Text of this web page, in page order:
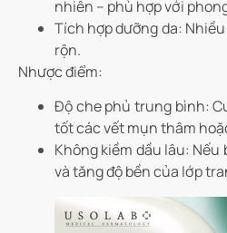
nhiên – phù hợp với
Tích hợp dưỡng da:
rộn.
Nhược điểm:
Độ che phủ trung bình:
tốt các vết mụn thâm
Không kiềm dầu lâu: Nếu
và tăng độ bền của lớp